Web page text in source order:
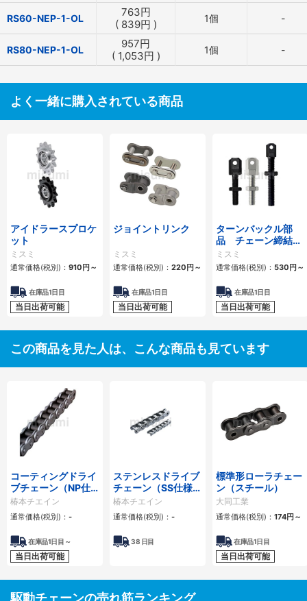
RS60-NEP-1-OL 763円
( 839円 ) 1個 -
RS80-NEP-1-OL 957円
( 1,053円 ) 1個 -
よく一緒に購入されている商品
アイドラースプロケ
ット
ミスミ
通常価格(税別)： 910 円 ～
在庫品1日目
当日出荷可能
ジョイントリンク
ミスミ
通常価格(税別)： 220 円 ～
在庫品1日目
当日出荷可能
ターンバックル部
品 チェーン締結
用 スタンダードタ
イプ・ロングタイプ
ミスミ
通常価格(税別)： 530 円 ～
在庫品1日目
当日出荷可能
この商品を見た人は、こんな商品も見ています
コーティングドライ
ブチェーン（NP仕
様）
椿本チエイン
通常価格(税別)： -
在庫品1日目～
当日出荷可能
ステンレスドライブ
チェーン（SS仕様）
【新型番、型番でリ
ンク数指定】
椿本チエイン
通常価格(税別)： -
38 日目
標準形ローラチェー
ン（スチール）
大同工業
通常価格(税別)： 174円 ～
在庫品1日目
当日出荷可能
駆動チェーンの売れ筋ランキング